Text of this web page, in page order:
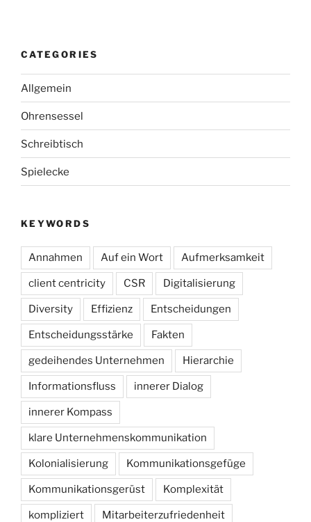
CATEGORIES
Allgemein
Ohrensessel
Schreibtisch
Spielecke
KEYWORDS
Annahmen Auf ein Wort Aufmerksamkeit
client centricity CSR Digitalisierung
Diversity Effizienz Entscheidungen
Entscheidungsstärke Fakten
gedeihendes Unternehmen Hierarchie
Informationsfluss innerer Dialog
innerer Kompass
klare Unternehmenskommunikation
Kolonialisierung Kommunikationsgefüge
Kommunikationsgerüst Komplexität
kompliziert Mitarbeiterzufriedenheit